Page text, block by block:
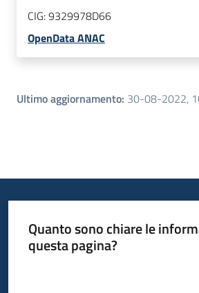
CIG:9329978D66
OpenData ANAC
Ultimo aggiornamento: 30-08-2022,
Quanto sono chiare le
questa pagina?